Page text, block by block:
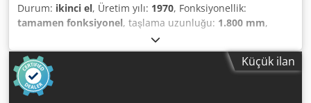
Durum: ikinci el, Üretim yılı: 1970, Fonksiyonellik:
tamamen fonksiyonel, taşlama uzunluğu: 1.800 mm,
, masa uzunluğu:
masa genişliği:350 mm, !!!YERİNDE SATIŞ D-74219
MÖCKMÜHL Düz yüzey taşlama makinesi BLOHM HFS 12
Üretim yılı: 1970 Taşlama uzunluğu: 1800mm Taşlama
genişliği: 400mm Manyetik tabla boyutu: 1.350x350mm
Küçük ilan